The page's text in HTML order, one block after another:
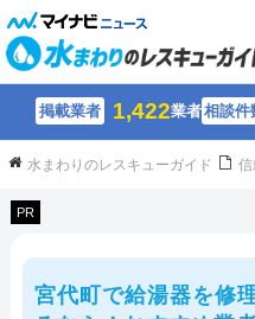
掲載業者 1,422業者相談件
水まわりのレスキューガイド
PR
宮代町で給湯器を修